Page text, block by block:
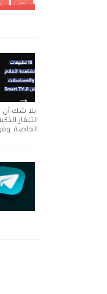
بلا شك
الخاصة.